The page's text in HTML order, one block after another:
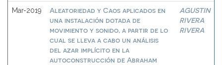
Mar-2019
Aleatoriedad y Caos aplicados en
una instalación dotada de
movimiento y sonido, a partir de lo
cual se lleva a cabo un análisis
del azar implícito en la
autoconstrucción de Abraham
AGUSTIN
RIVERA
RIVERA